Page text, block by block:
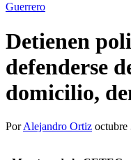
Guerrero
Detienen
defenderse
domicilio,
PorAlejandro Ortiz octubre